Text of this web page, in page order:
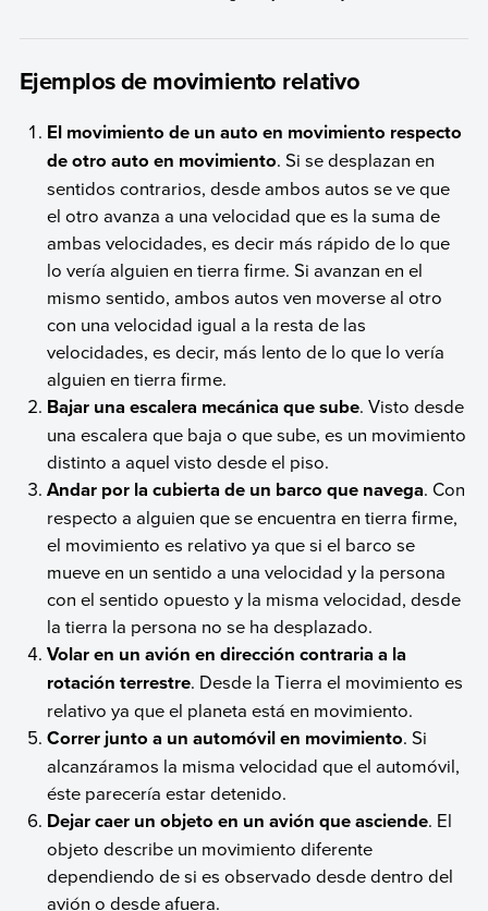
Ejemplos de movimiento relativo
El movimiento de un auto en movimiento respecto
de otro auto en movimiento. Si se desplazan en
sentidos contrarios, desde ambos autos se ve que
el otro avanza a una velocidad que es la suma de
ambas velocidades, es decir más rápido de lo que
lo vería alguien en tierra firme. Si avanzan en el
mismo sentido, ambos autos ven moverse al otro
con una velocidad igual a la resta de las
velocidades, es decir, más lento de lo que lo vería
alguien en tierra firme.
Bajar una escalera mecánica que sube. Visto desde
una escalera que baja o que sube, es un movimiento
distinto a aquel visto desde el piso.
Andar por la cubierta de un barco que navega. Con
respecto a alguien que se encuentra en tierra firme,
el movimiento es relativo ya que si el barco se
mueve en un sentido a una velocidad y la persona
con el sentido opuesto y la misma velocidad, desde
la tierra la persona no se ha desplazado.
Volar en un avión en dirección contraria a la
rotación terrestre. Desde la Tierra el movimiento es
relativo ya que el planeta está en movimiento.
Correr junto a un automóvil en movimiento. Si
alcanzáramos la misma velocidad que el automóvil,
éste parecería estar detenido.
Dejar caer un objeto en un avión que asciende. El
objeto describe un movimiento diferente
dependiendo de si es observado desde dentro del
avión o desde afuera.